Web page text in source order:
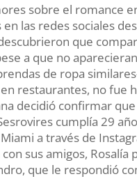
sobre el romance
las redes sociales
que
a que no
de ropa
restaurantes, no fue
decidió confirmar
cumplía 29
a través de
sus amigos,
que le respondió